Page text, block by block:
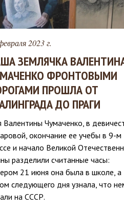
2023 г.
ЗЕМЛЯЧКА
ФРОНТОВЫМИ
ПРОШЛА ОТ
ДО ПРАГИ
Валентины Чумаченко, в
окончание ее учебы в 9-м
и начало Великой
разделили считанные часы:
21 июня она была в школе, а
следующего дня узнала, что
на СССР.